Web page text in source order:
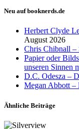
Neu auf booknerds.de
Herbert Clyde
August 2026
Chris Chibnall –
Papier oder
unseren Sinnen
D.C. Odesza –
Megan Abbott
Ähnliche Beiträge